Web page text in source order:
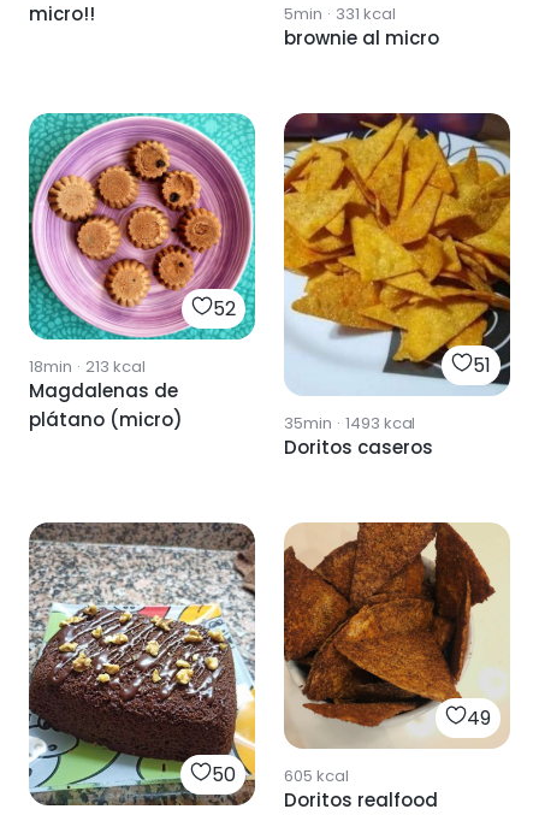
micro!!
5min · 331 kcal
brownie al micro
52
18min · 213 kcal
Magdalenas de
plátano (micro)
51
35min · 1493 kcal
Doritos caseros
50
49
605 kcal
Doritos realfood